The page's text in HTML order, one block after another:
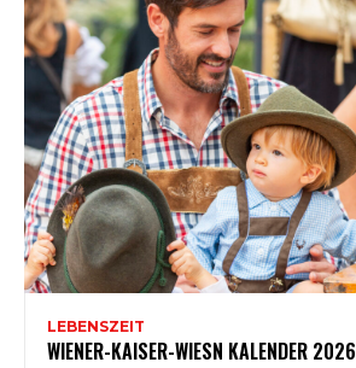
LEBENSZEIT
WIENER-KAISER-WIESN KALENDER 2026